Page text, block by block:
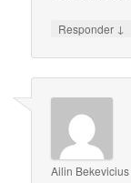
Responder ↓
Ailin Bekevicius